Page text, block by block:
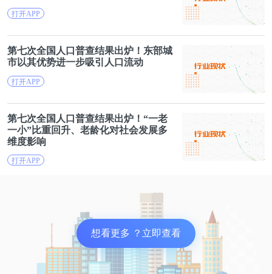
中国新能源汽车市场表现。中汽协预计新能源汽车
2021年全年销量将达到180万辆;乘联会则预测2021年
全年新能源乘用车销量将达150万辆，同比分别增长
31.6%和9.7%。
于整体市场。
简单地说，行业高成长消失的巨大利空并不存在。让
华尔街对造车新势力产生质疑的原因，一定出在了其
02
利润在转移
打开APP
第七次全国人口普查结果出炉！东部城
市以其优势进一步吸引 人口 流动
打开APP
第七次全国 人口普查结果出炉！“一老
一小”比重回升、老龄化对社会发展多
维度影响
打开APP
想看更多 ？立即查看